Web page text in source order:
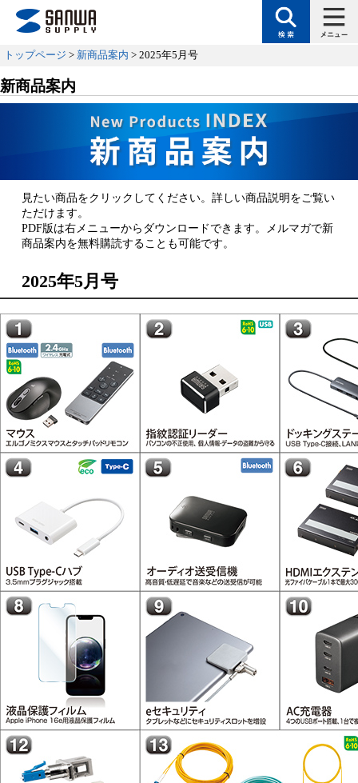
トップページ > 新商品案内 > 2025年5月号
新商品案内
見たい商品をクリックしてください。詳しい商品説明をご覧い
ただけます。
PDF版は右メニューからダウンロードできます。メルマガで新
商品案内を無料購読することも可能です。
2025年5月号